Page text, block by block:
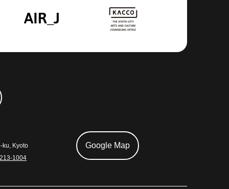
ku, Kyoto
1004
Google Map